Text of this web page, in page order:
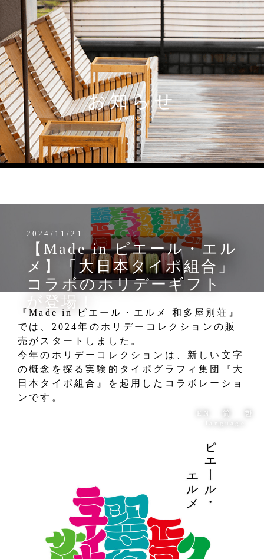
EN 简 한
お知らせ
topics
2024/11/21
【Made in ピエール・エル
メ】「大日本タイポ組合」
コラボのホリデーギフト
が登場！
『Made in ピエール・エルメ 和多屋別荘』
では、2024年のホリデーコレクションの販
売がスタートしました。
今年のホリデーコレクションは、新しい文字
の概念を探る実験的タイポグラフィ集団『大
日本タイポ組合』を起用したコラボレーショ
ンです。